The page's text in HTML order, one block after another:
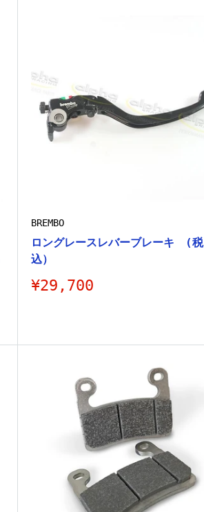
BREMBO
ロングレースレバーブレーキ (税
込）
販
¥29,700